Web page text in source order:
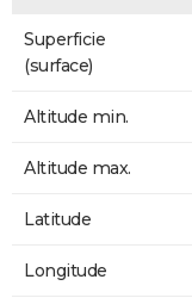
Superficie
(surface)
Altitude min.
Altitude max.
Latitude
Longitude